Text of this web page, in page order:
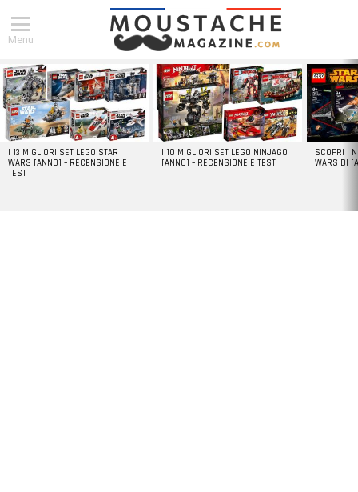
Menu
DERNIERS
ARTICLES
I 13 MIGLIORI SET LEGO STAR
WARS [ANNO] – RECENSIONE E
TEST
I 10 MIGLIORI SET LEGO NINJAGO
[ANNO] – RECENSIONE E TEST
SCOPRI I
WARS DI